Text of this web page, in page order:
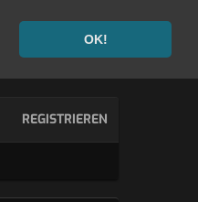
OK!
REGISTRIEREN